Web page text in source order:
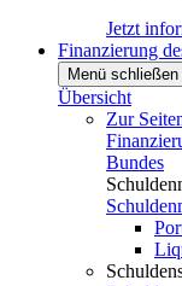
Jetzt
Finanzierung
Menü schließen
Übersicht
Zur
Bundes